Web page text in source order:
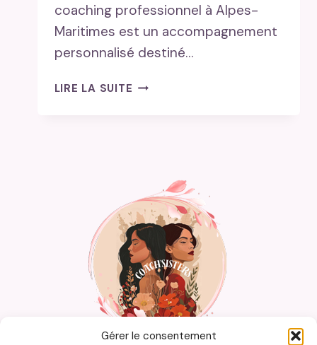
Gérer le consentement
coaching professionnel à Alpes-
Maritimes est un accompagnement
personnalisé destiné…
LIRE LA SUITE COACHING
TRANSFORMER
VOTRE
CARRIÈRE
LOCALEMENT
?